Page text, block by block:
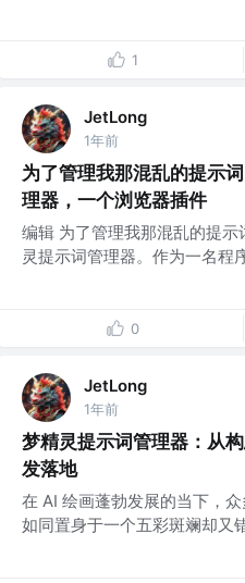
1
JetLong
1年前
为了管理我那混乱的提示
理器，一个浏览器插件
编辑 为了管理我那混乱的提示
灵提示词管理器。作为一名程
0
JetLong
1年前
梦精灵提示词管理器：从
发落地
在 AI 绘画蓬勃发展的当下，
如同置身于一个五彩斑斓却又